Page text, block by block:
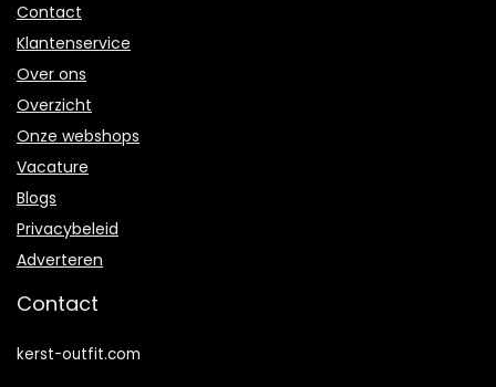
Contact
Klantenservice
Over ons
Overzicht
Onze webshops
Vacature
Blogs
Privacybeleid
Adverteren
Contact
kerst-outfit.com